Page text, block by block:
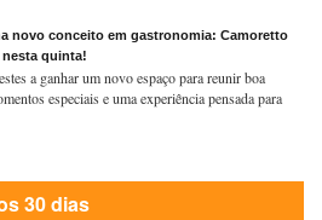
novo conceito em gastronomia: Camoretto
nesta quinta!
a ganhar um novo espaço para reunir boa
especiais e uma experiência pensada para
30 dias